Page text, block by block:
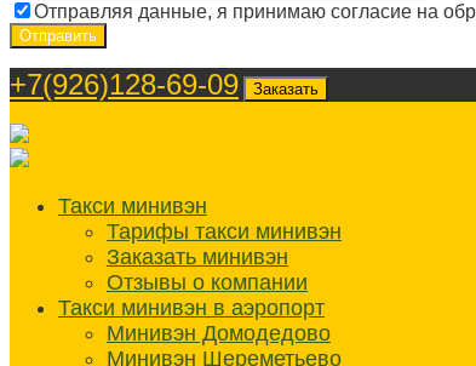
Отправляя данные, я принимаю согласие на
+7(926)128-69-09 Заказать
Такси минивэн
Тарифы такси минивэн
Заказать минивэн
Отзывы о компании
Такси минивэн в аэропорт
Минивэн Домодедово
Минивэн Шереметьево